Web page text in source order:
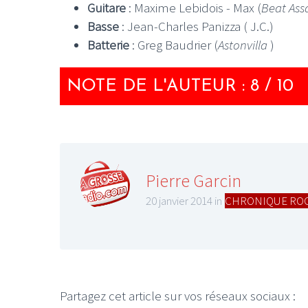
Guitare : Maxime Lebidois - Max (Beat
Basse : Jean-Charles Panizza ( J.C.)
Batterie : Greg Baudrier (Astonvilla )
NOTE DE L'AUTEUR : 8 / 10
Pierre Garcin
20 janvier 2014 in CHRONIQUE
Partagez cet article sur vos réseaux sociaux :